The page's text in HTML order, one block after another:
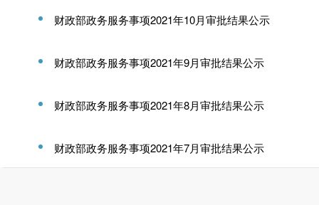
财政部政务服务事项2021年10月审批结果公示
财政部政务服务事项2021年9月审批结果公示
财政部政务服务事项2021年8月审批结果公示
财政部政务服务事项2021年7月审批结果公示